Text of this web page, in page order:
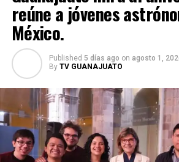
reúne a jóvenes
México.
Published 5 días ago on agosto 1,
By TV GUANAJUATO